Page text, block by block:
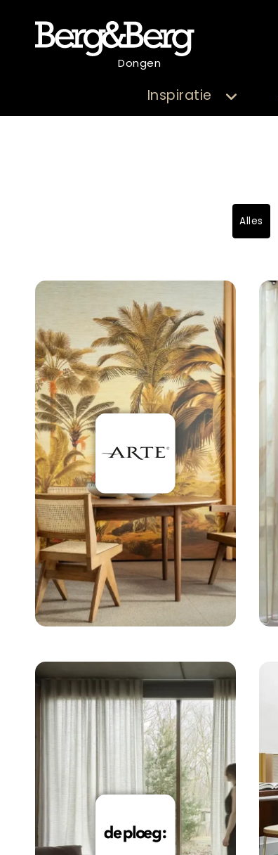
Dongen
Inspiratie
Alles